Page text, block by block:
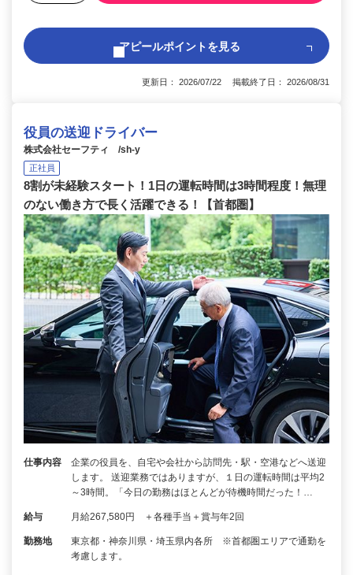
アピールポイントを見る
更新日： 2026/07/22 掲載終了日： 2026/08/31
役員の送迎ドライバー
株式会社セーフティ /sh-y
正社員
8割が未経験スタート！1日の運転時間は3時間程度！無理
のない働き方で長く活躍できる！【首都圏】
仕事内容
企業の役員を、自宅や会社から訪問先・駅・空港などへ送迎
します。 送迎業務ではありますが、１日の運転時間は平均2
～3時間。「今日の勤務はほとんどが待機時間だった！…
給与 月給267,580円 ＋各種手当＋賞与年2回
勤務地
東京都・神奈川県・埼玉県内各所 ※首都圏エリアで通勤を
考慮します。